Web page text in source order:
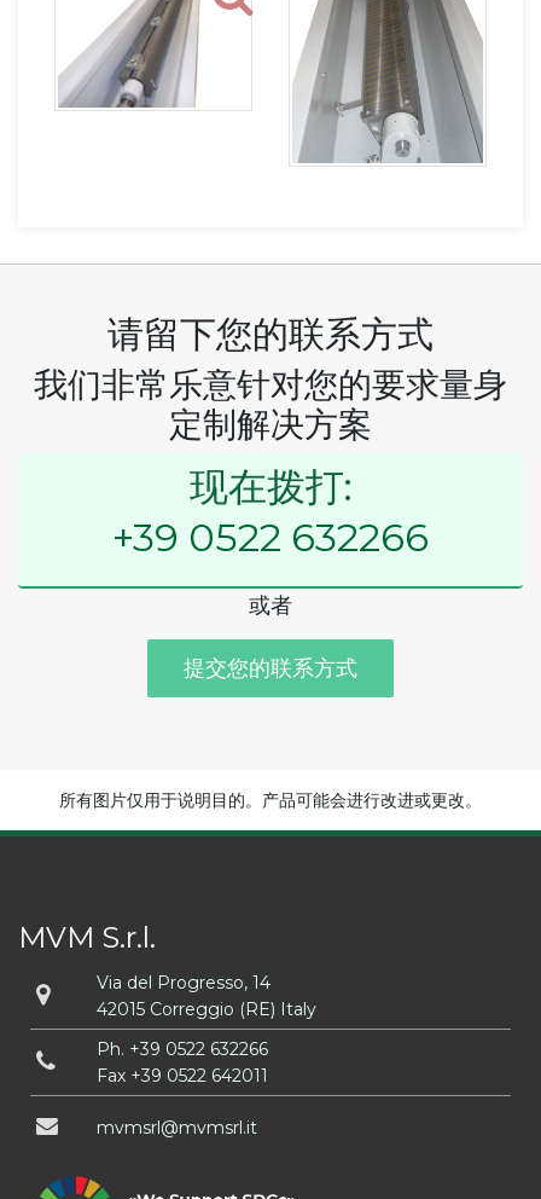
请留下您的联系方式
我们非常乐意针对您的要求量身
定制解决方案
现在拨打:
+39 0522 632266
或者
提交您的联系方式
所有图片仅用于说明目的。产品可能会进行改进或更改。
MVM S.r.l.
Via del Progresso, 14
42015 Correggio (RE) Italy
Ph. +39 0522 632266
Fax +39 0522 642011
mvmsrl mvmsrl it